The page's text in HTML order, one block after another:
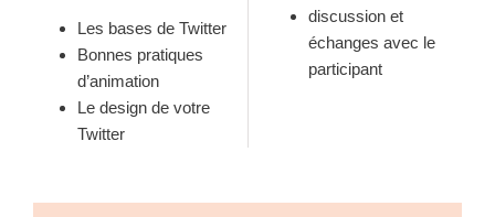
Les bases de Twitter
Bonnes pratiques
d’animation
Le design de votre
Twitter
discussion et
échanges avec le
participant